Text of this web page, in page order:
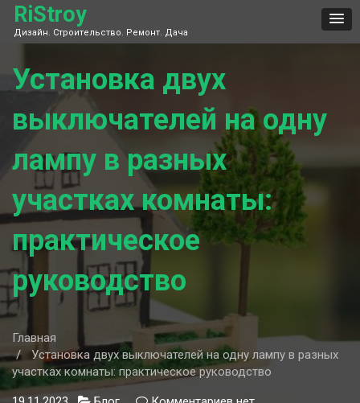
Skip
content
RiStroy
Дизайн. Строительство. Ремонт. Дача
Установка двух
выключателей на одну
лампу в разных
участках комнаты:
практическое
руководство
Главная
Установка двух выключателей на одну лампу в разных
участках комнаты: практическое руководство